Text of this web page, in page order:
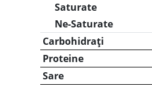
Saturate
Ne-Saturate
Carbohidrați
Proteine
Sare